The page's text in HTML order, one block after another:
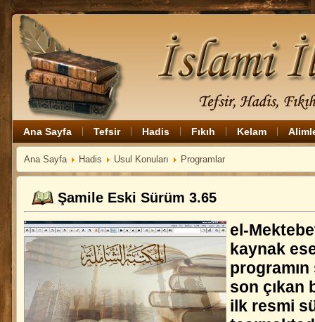
Ana Sayfa Tefsir Hadis Fıkıh Kelam
Ana Sayfa Hadis Usul Konuları Programlar
Şamile Eski Sürüm 3.65
el-
kaynak
programın
son çıkan
ilk resmi